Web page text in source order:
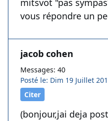
mitsvot "pas
vous répondre un
jacob cohen
Messages: 40
Posté le: Dim 19 Juillet
Citer
(bonjour,jai deja